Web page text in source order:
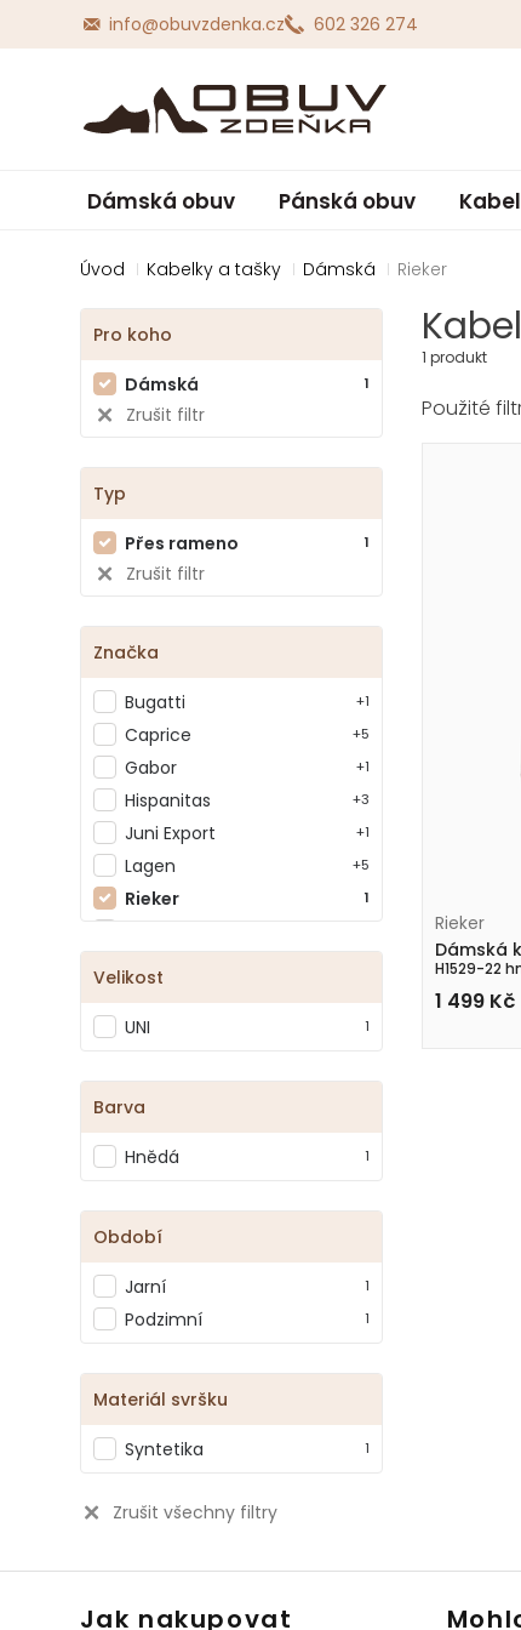
1 produkt
Rieker
Dámská
H1529-22
1 499 Kč
Pro koho
Dámská 1
Zrušit filtr
Typ
Přes rameno 1
Zrušit filtr
Značka
Bugatti +1
Caprice +5
Gabor +1
Hispanitas +3
Juni Export +1
Lagen +5
Rieker 1
Velikost
UNI 1
Barva
Hnědá 1
Období
Jarní 1
Podzimní 1
Materiál svršku
Syntetika 1
Zrušit všechny filtry
info@obuvzdenka.cz 602 326 274
Úvod Kabelky a tašky Dámská Rieker
Dámská obuv Pánská obuv
Jak nakupovat